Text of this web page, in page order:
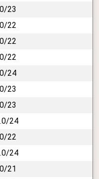
23
22
22
22
24
23
23
24
22
24
21